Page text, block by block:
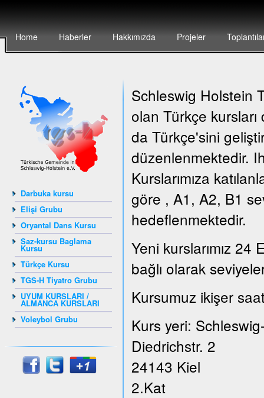
Home Haberler Hakkımızda Projeler
Darbuka kursu
Elişi Grubu
Oryantal Dans Kursu
Saz-kursu Baglama
Kursu
Türkçe Kursu
TGS-H Tiyatro Grubu
UYUM KURSLARI /
ALMANCA KURSLARI
Voleybol Grubu
Schleswig Holstein
olan Türkçe
da Türkçe'sini
düzenlenmektedir.
Kurslarımıza
göre , A1, A2, B1
hedeflenmektedir.
Yeni kurslarımız 24
bağlı olarak
Kursumuz ikişer
Kurs yeri:
Diedrichstr. 2
24143 Kiel
2.Kat